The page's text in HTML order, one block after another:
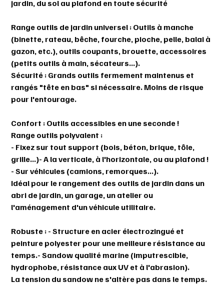
jardin, du sol au plafond en toute sécurité
Range outils de jardin universel : Outils à manche
(binette, rateau, bêche, fourche, pioche, pelle, balai à
gazon, etc.), outils coupants, brouette, accessoires
(petits outils à main, sécateurs...).
Sécurité : Grands outils fermement maintenus et
rangés "tête en bas" si nécessaire. Moins de risque
pour l'entourage.
Confort : Outils accessibles en une seconde !
Range outils polyvalent :
- Fixez sur tout support (bois, béton, brique, tôle,
grille...)- A la verticale, à l'horizontale, ou au plafond !
- Sur véhicules (camions, remorques...).
Idéal pour le rangement des outils de jardin dans un
abri de jardin, un garage, un atelier ou
l'aménagement d'un véhicule utilitaire.
Robuste : - Structure en acier électrozingué et
peinture polyester pour une meilleure résistance au
temps.- Sandow qualité marine (imputrescible,
hydrophobe, résistance aux UV et à l'abrasion).
La tension du sandow ne s'altère pas dans le temps.